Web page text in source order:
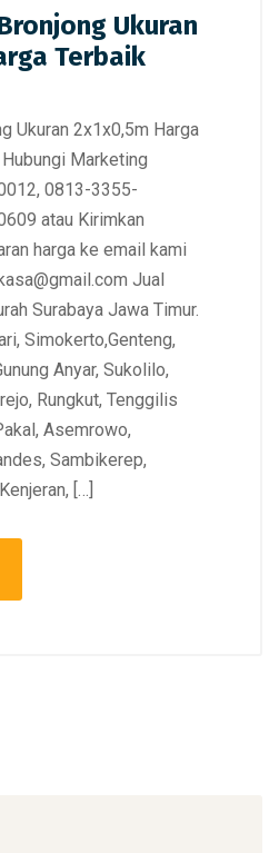
Ukuran
Terbaik
Ukuran 2x1x0,5m Harga
Marketing
0813-3355-
atau Kirimkan
harga ke email kami
Jual
Surabaya Jawa Timur.
Simokerto,Genteng,
Anyar, Sukolilo,
Rungkut, Tenggilis
Asemrowo,
Sambikerep,
[…]